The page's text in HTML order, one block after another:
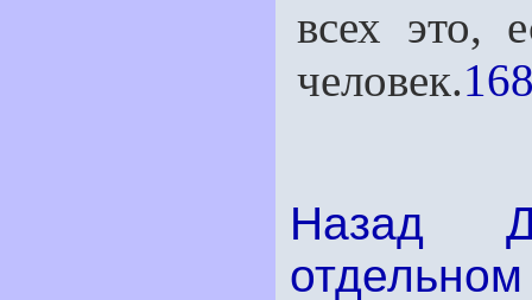
всех это,
человек.
Назад